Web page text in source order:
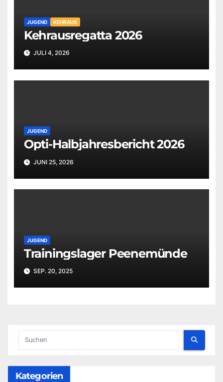
JUGEND KEHRAUS
Kehrausregatta 2026
JULI 4, 2026
JUGEND
Opti-Halbjahresbericht 2026
JUNI 25, 2026
JUGEND
Trainingslager Peenemünde
SEP. 20, 2025
Kategorien